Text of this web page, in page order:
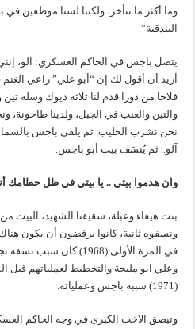
وما أكثر ما تتأخر، ولكننا لسنا موظفين
البندقية”.
يتصل باجس في الحاكم العسكري: آلو،
أريد أن أقول لك إن “أبو علي” راعي
فلاحا من دورا قدم لنا ثلاثة ديوك وسلة
والتين والعنب في الجبل، ولدينا طاحونة،
نحن نشرب الحليب. ثم يلقي باجس
آلو.. ثم يُنسَف بيت أبو باجس.
وان هدموا بيتي .. يا بيتي في ظل حطامك
بنت هيفاء وعبلة، شقيقتا الشهيد، البيت
ونسفوه ثانية، كانوا يرفضون أن يكون
في المرة الأولى (1968)
وعلي ابو مليحة والتخطيط لعملياتهم قبل
(1971) سببه باجس وعملياته.
وتبصق الاخت الكبرى في وجه الحاكم